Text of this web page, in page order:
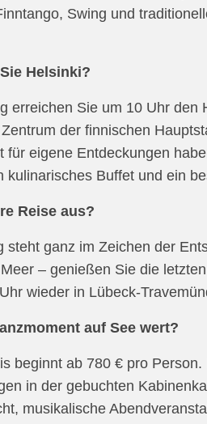
Swing und
Helsinki?
erreichen Sie um 10 Uhr
der finnischen
für eigene Entdeckungen
kulinarisches Buffet und ein
Reise aus?
steht ganz im Zeichen der
– genießen Sie die
wieder in Lübeck-
auf See wert?
beginnt ab 780 € pro
in der gebuchten
musikalische